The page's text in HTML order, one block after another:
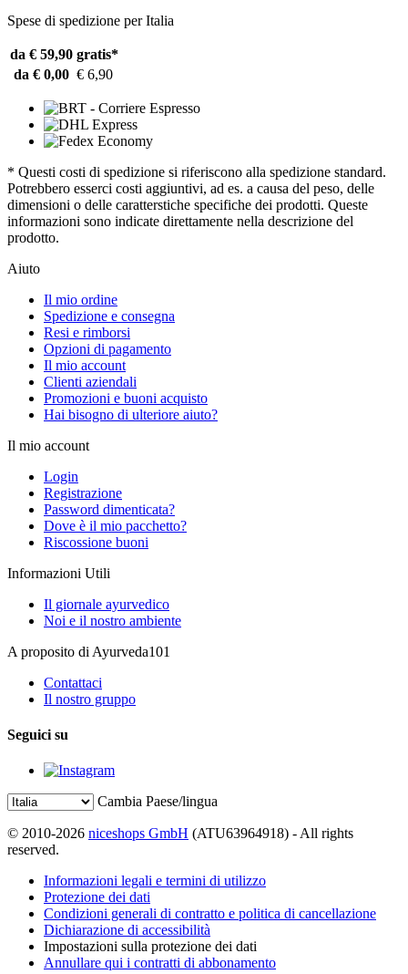
Spese di spedizione per Italia
da € 59,90 gratis*
da € 0,00 € 6,90
* Questi costi di spedizione si riferiscono alla spedizione standard.
Potrebbero esserci costi aggiuntivi, ad es. a causa del peso, delle
dimensioni o delle caratterstiche specifiche dei prodotti. Queste
informazioni sono indicate direttamente nella descrizione del
prodotto.
Aiuto
Il mio ordine
Spedizione e consegna
Resi e rimborsi
Opzioni di pagamento
Il mio account
Clienti aziendali
Promozioni e buoni acquisto
Hai bisogno di ulteriore aiuto?
Il mio account
Login
Registrazione
Password dimenticata?
Dove è il mio pacchetto?
Riscossione buoni
Informazioni Utili
Il giornale ayurvedico
Noi e il nostro ambiente
A proposito di Ayurveda101
Contattaci
Il nostro gruppo
Seguici su
Cambia Paese/lingua
© 2010-2026 niceshops GmbH (ATU63964918) - All rights
reserved.
Informazioni legali e termini di utilizzo
Protezione dei dati
Condizioni generali di contratto e politica di cancellazione
Dichiarazione di accessibilità
Impostazioni sulla protezione dei dati
Annullare qui i contratti di abbonamento